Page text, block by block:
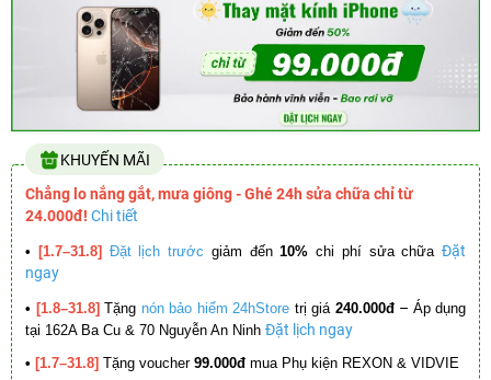
KHUYẾN MÃI
Chẳng lo nắng gắt, mưa giông - Ghé 24h sửa chữa chỉ từ
24.000đ! Chi tiết
• [1.7–31.8] Đặt lịch trước giảm đến10% chi phí sửa chữa Đặt
ngay
• [1.8–31.8] Tặng nón bảo hiểm 24hStore trị giá 240.000đ – Áp dụng
tại 162A Ba Cu & 70 Nguyễn An Ninh Đặt lịch ngay
• [1.7–31.8] Tặng voucher 99.000đ mua Phụ kiện REXON & VIDVIE